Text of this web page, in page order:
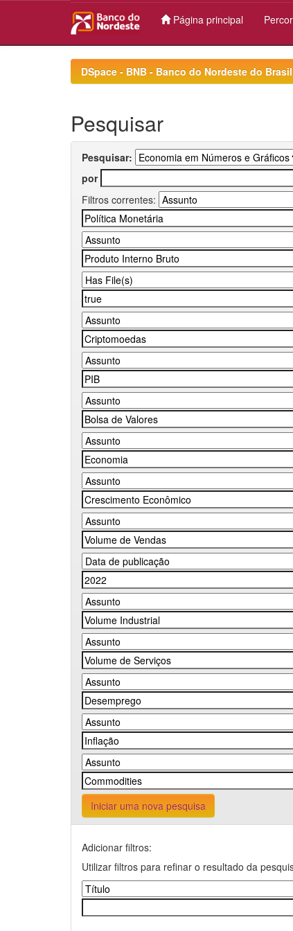
Página principal
DSpace - BNB - Banco do Nordeste do Brasil
Pesquisar
Pesquisar:
por
Filtros correntes:
Iniciar uma nova pesquisa
Adicionar filtros:
Utilizar filtros para refinar o resultado da